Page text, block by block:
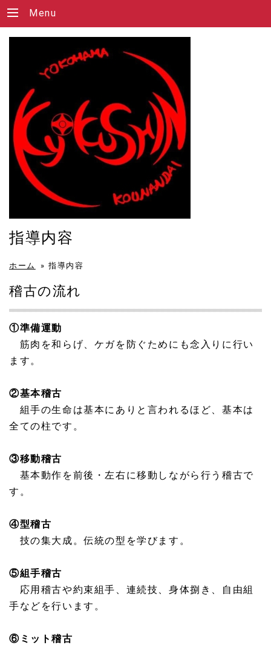
Menu
指導内容
ホーム » 指導内容
稽古の流れ
①準備運動
筋肉を和らげ、ケガを防ぐためにも念入りに行い
ます。
②基本稽古
組手の生命は基本にありと言われるほど、基本は
全ての柱です。
③移動稽古
基本動作を前後・左右に移動しながら行う稽古で
す。
④型稽古
技の集大成。伝統の型を学びます。
⑤組手稽古
応用稽古や約束組手、連続技、身体捌き、自由組
手などを行います。
⑥ミット稽古